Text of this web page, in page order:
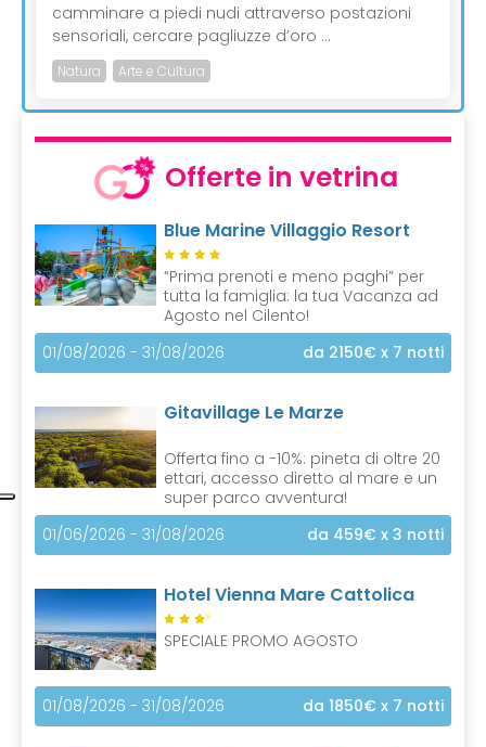
camminare a piedi nudi attraverso postazioni
sensoriali, cercare pagliuzze d’oro ...
Natura Arte e Cultura
Offerte in vetrina
Blue Marine Villaggio Resort
“Prima prenoti e meno paghi” per
tutta la famiglia: la tua Vacanza ad
Agosto nel Cilento!
01/08/2026 - 31/08/2026
da 2150€ x 7 notti
Gitavillage Le Marze
Offerta fino a -10%: pineta di oltre 20
ettari, accesso diretto al mare e un
super parco avventura!
01/06/2026 - 31/08/2026
da 459€ x 3 notti
Hotel Vienna Mare Cattolica
S
SPECIALE PROMO AGOSTO
01/08/2026 - 31/08/2026 da 1850€ x 7 notti